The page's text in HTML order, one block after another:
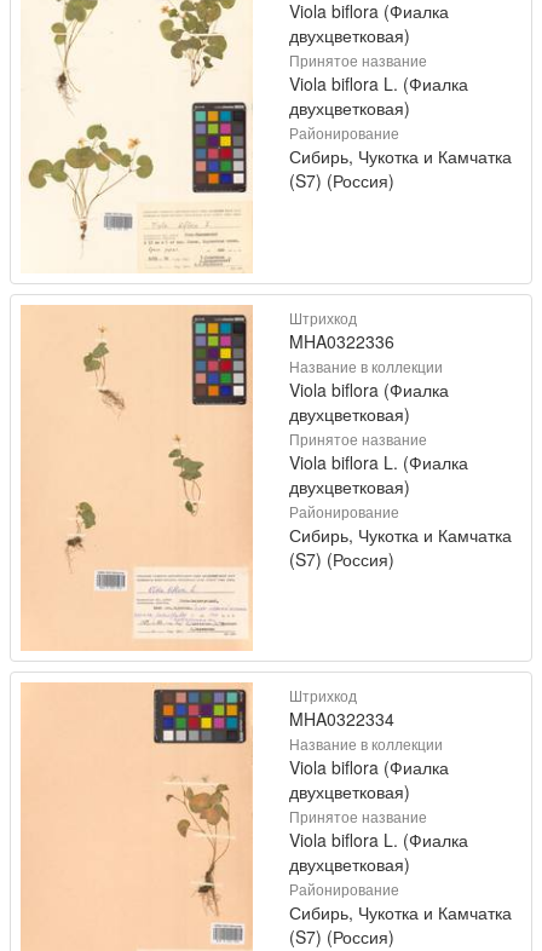
Viola biflora (Фиалка
двухцветковая)
Принятое название
Viola biflora L. (Фиалка
двухцветковая)
Районирование
Сибирь, Чукотка и Камчатка
(S7) (Россия)
Штрихкод
MHA0322336
Название в коллекции
Viola biflora (Фиалка
двухцветковая)
Принятое название
Viola biflora L. (Фиалка
двухцветковая)
Районирование
Сибирь, Чукотка и Камчатка
(S7) (Россия)
Штрихкод
MHA0322334
Название в коллекции
Viola biflora (Фиалка
двухцветковая)
Принятое название
Viola biflora L. (Фиалка
двухцветковая)
Районирование
Сибирь, Чукотка и Камчатка
(S7) (Россия)